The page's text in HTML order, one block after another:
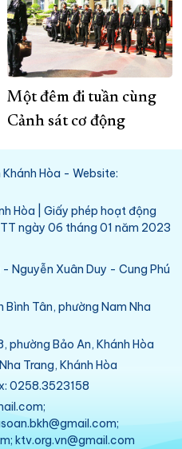
Một đêm đi tuần cùng
Cảnh sát cơ động
Hòa - Website:
Hòa | Giấy phép hoạt động
ngày 06 tháng 01 năm 2023
Nguyễn Xuân Duy - Cung Phú
Bình Tân, phường Nam Nha
phường Bảo An, Khánh Hòa
Trang, Khánh Hòa
0258.3523158
ktv.org.vn@gmail.com